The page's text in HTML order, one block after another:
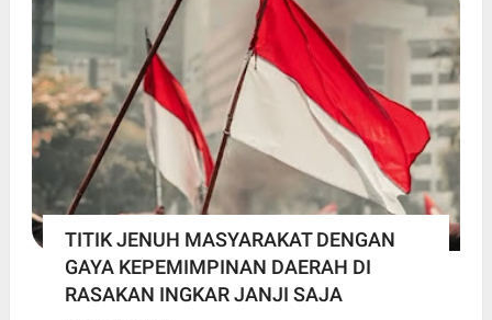
TITIK JENUH MASYARAKAT DENGAN
GAYA KEPEMIMPINAN DAERAH DI
RASAKAN INGKAR JANJI SAJA